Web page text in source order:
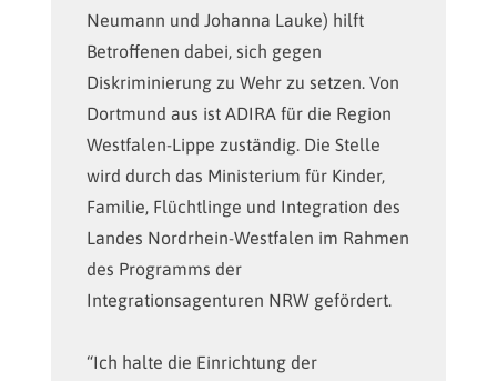
Neumann und Johanna Lauke) hilft
Betroffenen dabei, sich gegen
Diskriminierung zu Wehr zu setzen. Von
Dortmund aus ist ADIRA für die Region
Westfalen-Lippe zuständig. Die Stelle
wird durch das Ministerium für Kinder,
Familie, Flüchtlinge und Integration des
Landes Nordrhein-Westfalen im Rahmen
des Programms der
Integrationsagenturen NRW gefördert.
“Ich halte die Einrichtung der